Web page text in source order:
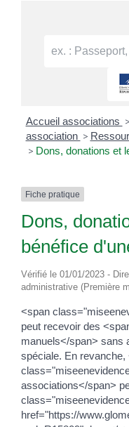
Accueil associations >
association >
> Dons, donations et
Fiche pratique
Dons,
bénéfice
Vérifié le 01/01/2023 -
administrative (Première
<span
peut recevoir des
manuels</span> sans
spéciale. En revanche,
associations</span>
href="https://